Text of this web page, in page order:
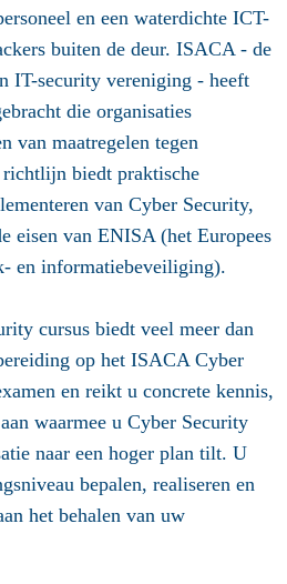
en een waterdichte ICT-
buiten de deur. ISACA - de
IT-security vereniging - heeft
die organisaties
van maatregelen tegen
biedt praktische
van Cyber Security,
eisen van ENISA (het Europees
en informatiebeveiliging).
cursus biedt veel meer dan
op het ISACA Cyber
en reikt u concrete kennis,
waarmee u Cyber Security
naar een hoger plan tilt. U
bepalen, realiseren en
het behalen van uw